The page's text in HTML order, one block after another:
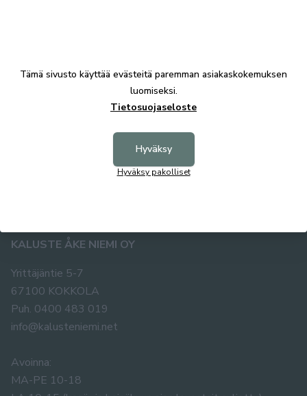
KALUSTE ÅKE NIEMI OY
Yrittäjäntie 5-7
67100 KOKKOLA
Puh. 0400 483 019
info@kalusteniemi.net
Avoinna:
MA-PE 10-18
Tämä sivusto käyttää evästeitä paremman asiakaskokemuksen
luomiseksi.
Tietosuojaseloste
Hyväksy
Hyväksy pakolliset